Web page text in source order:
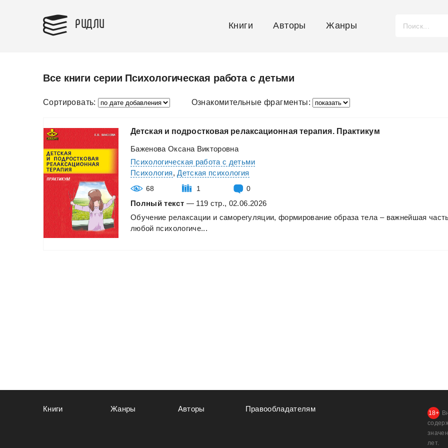
РИДЛИ Книги Авторы Жанры
Все книги серии Психологическая работа с детьми
Сортировать: Ознакомительные фрагменты:
Детская и подростковая релаксационная терапия. Практикум
Баженова Оксана Викторовна
Психологическая работа с детьми
Психология,Детская психология
68 1 0
Полный текст — 119 стр., 02.06.2026
Обучение релаксации и саморегуляции, формирование образа тела – важнейшая
любой психологиче...
Книги Жанры Авторы Правообладателям
лет.